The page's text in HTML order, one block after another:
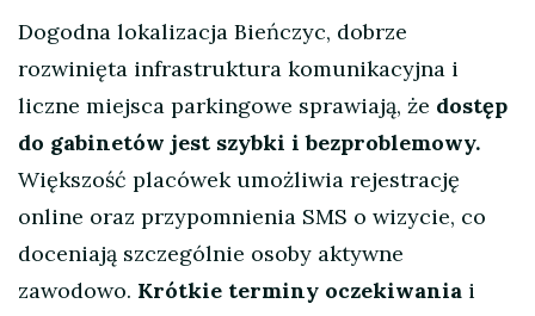
Dogodna lokalizacja Bieńczyc, dobrze
rozwinięta infrastruktura komunikacyjna i
liczne miejsca parkingowe sprawiają, że dostęp
do gabinetów jest szybki i bezproblemowy.
Większość placówek umożliwia rejestrację
online oraz przypomnienia SMS o wizycie, co
doceniają szczególnie osoby aktywne
zawodowo. Krótkie terminy oczekiwania i